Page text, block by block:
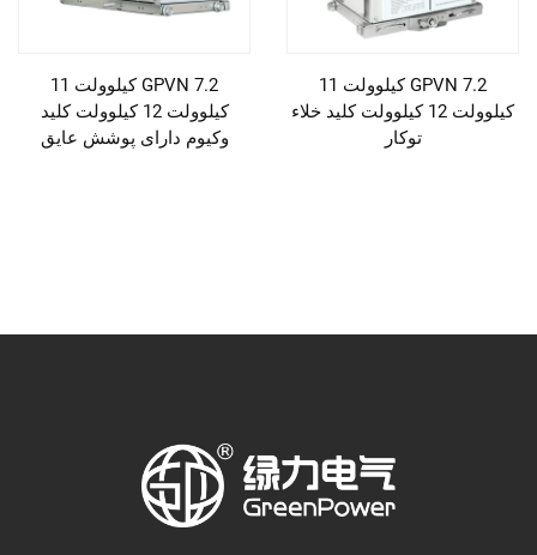
GPVN 7.2 کیلوولت 11
کیلوولت 12 کیلوولت کلید خلاء
توکار
GPVN 7.2 کیلوولت 11
کیلوولت 12 کیلوولت کلید
وکیوم دارای پوشش عایق